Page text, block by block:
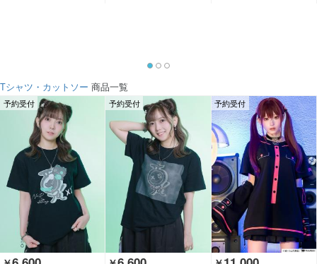
Tシャツ・カットソー 商品一覧
予約受付 予約受付 予約受付